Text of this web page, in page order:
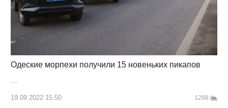
Одеские морпехи получили 15 новеньких пикапов
19.09.2022 15:50 1288